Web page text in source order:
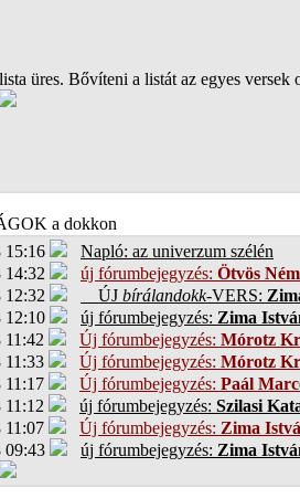
üres. Bővíteni a listát az egyes versek
a dokkon
15:16
Napló: az univerzum szélén
14:32
új fórumbejegyzés: Ötvös
12:32
ÚJ bírálandokk-VERS:
12:10
új fórumbejegyzés: Zima
11:42
Új fórumbejegyzés: Mórotz
11:33
Új fórumbejegyzés: Mórotz
11:17
Új fórumbejegyzés: Paál
11:12
új fórumbejegyzés: Szilasi
11:07
Új fórumbejegyzés: Zima
09:43
új fórumbejegyzés: Zima